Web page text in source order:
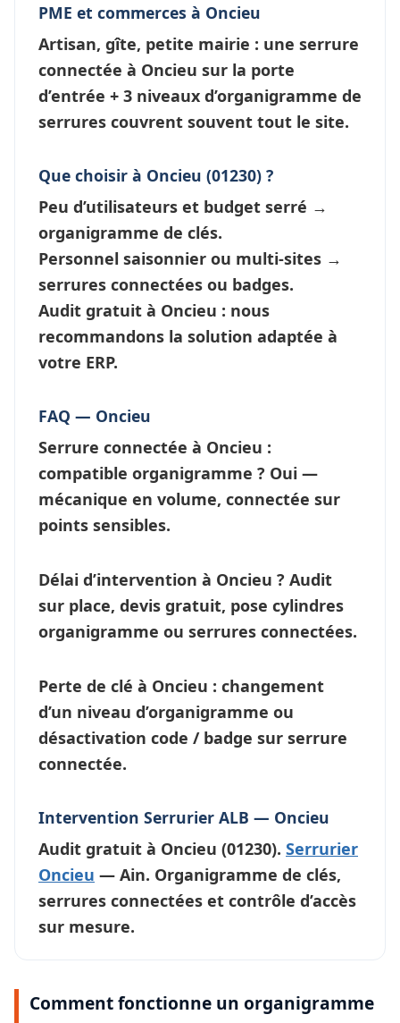
PME et commerces à Oncieu
Artisan, gîte, petite mairie : une serrure
connectée à Oncieu sur la porte
d’entrée + 3 niveaux d’organigramme de
serrures couvrent souvent tout le site.
Que choisir à Oncieu (01230) ?
Peu d’utilisateurs et budget serré →
organigramme de clés.
Personnel saisonnier ou multi-sites →
serrures connectées ou badges.
Audit gratuit à Oncieu : nous
recommandons la solution adaptée à
votre ERP.
FAQ — Oncieu
Serrure connectée à Oncieu :
compatible organigramme ? Oui —
mécanique en volume, connectée sur
points sensibles.
Délai d’intervention à Oncieu ? Audit
sur place, devis gratuit, pose cylindres
organigramme ou serrures connectées.
Perte de clé à Oncieu : changement
d’un niveau d’organigramme ou
désactivation code / badge sur serrure
connectée.
Intervention Serrurier ALB — Oncieu
Audit gratuit à Oncieu (01230). Serrurier
Oncieu — Ain. Organigramme de clés,
serrures connectées et contrôle d’accès
sur mesure.
Comment fonctionne un organigramme